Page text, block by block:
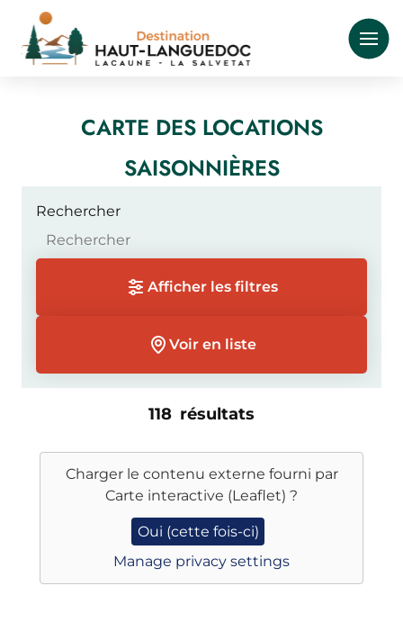
contenu
CARTE DES LOCATIONS
SAISONNIÈRES
Rechercher
Afficher les filtres
Voir en liste
118 résultats
Charger le contenu externe fourni par
Carte interactive (Leaflet) ?
Oui (cette fois-ci)
Manage privacy settings